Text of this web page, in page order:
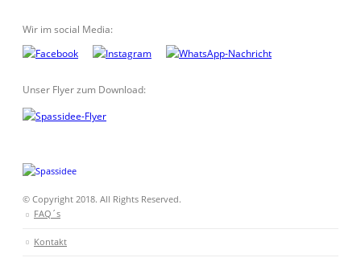
Wir im social Media:
Unser Flyer zum Download:
© Copyright 2018. All Rights Reserved.
FAQ´s
Kontakt